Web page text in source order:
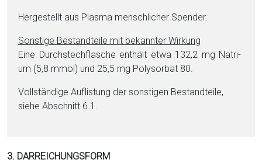
Hergestellt aus Plasma menschlicher Spender.
Sonstige Be­stand­tei­le mit bekannter Wirkung
Eine Durchstechflasche enthält et­wa 132,2 mg Na­tri­
um (5,8 mmol) und 25,5 mg Poly­sor­bat 80.
Vollständige Auflistung der sonstigen Be­stand­tei­le,
siehe Abschnitt 6.1.
3. DARREICHUNGSFORM